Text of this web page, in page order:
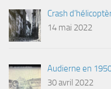
Crash
14 mai 2022
Audierne en
30 avril 2022